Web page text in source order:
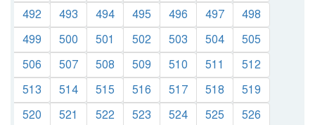
492 493 494 495 496 497
498
499
500 501 502 503 504
505
506
507 508 509 510 511
512
513
514 515 516 517 518
519
520
521 522 523 524 525
526